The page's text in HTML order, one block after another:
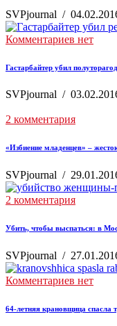
SVPjournal /
Комментариев нет
Гастарбайтер убил
SVPjournal /
2 комментария
«Избиение младенцев» –
SVPjournal /
2 комментария
Убить, чтобы выспаться: в
SVPjournal /
Комментариев нет
64-летняя крановщица спасла